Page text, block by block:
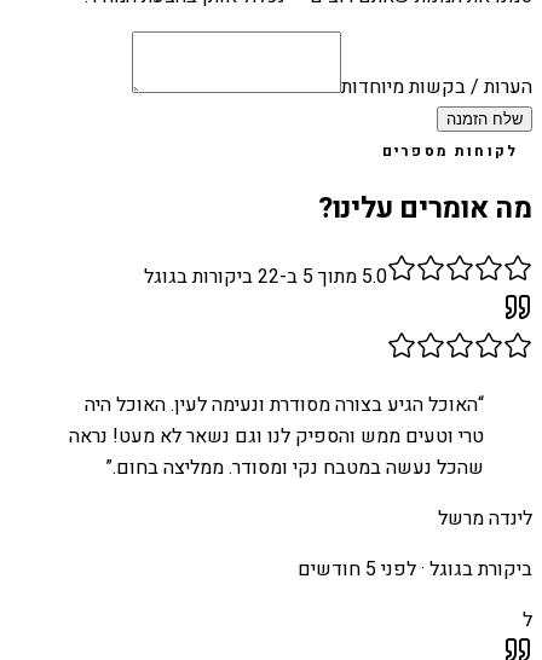
הערות / בקשות מיוחדות
שלח הזמנה
לקוחות מספרים
מה אומרים עלינו?
5.0 מתוך 5 ב- 22ביקורות בגוגל
“האוכל הגיע בצורה מסודרת ונעימה לעין. האוכל היה
טרי וטעים ממש והספיק לנו וגם נשאר לא מעט! נראה
שהכל נעשה במטבח נקי ומסודר. ממליצה בחום.”
לינדה מרשל
ביקורת בגוגל ·לפני 5 חודשים
ל